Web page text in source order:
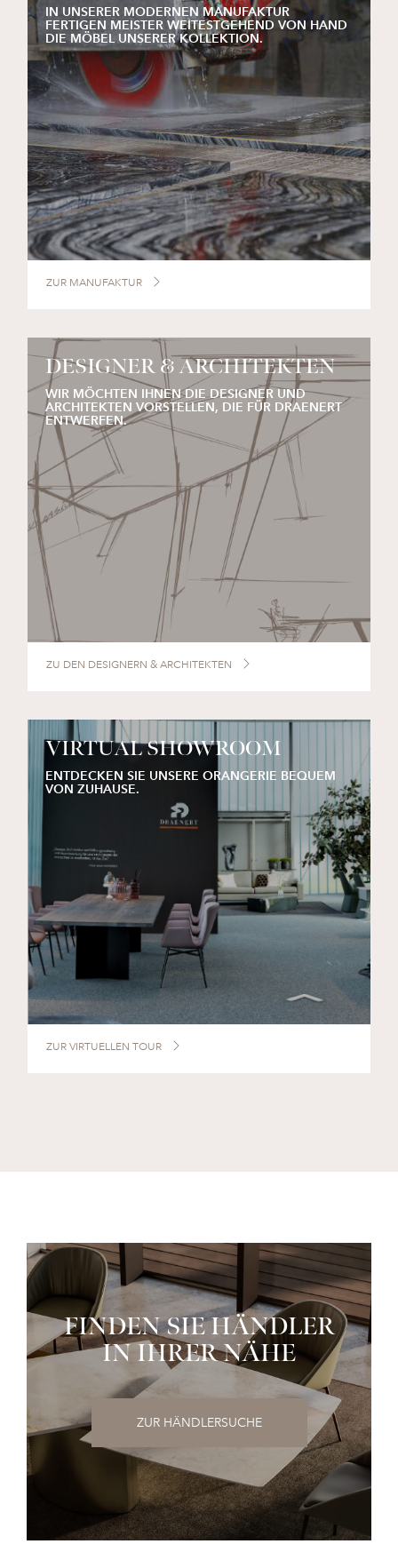
IN UNSERER MODERNEN MANUFAKTUR
FERTIGEN MEISTER WEITESTGEHEND VON HAND
DIE MÖBEL UNSERER KOLLEKTION.
ZUR MANUFAKTUR
DESIGNER & ARCHITEKTEN
WIR MÖCHTEN IHNEN DIE DESIGNER UND
ARCHITEKTEN VORSTELLEN, DIE FÜR DRAENERT
ENTWERFEN.
ZU DEN DESIGNERN & ARCHITEKTEN
VIRTUAL SHOWROOM
ENTDECKEN SIE UNSERE ORANGERIE BEQUEM
VON ZUHAUSE.
ZUR VIRTUELLEN TOUR
FINDEN SIE HÄNDLER
IN IHRER NÄHE
ZUR HÄNDLERSUCHE